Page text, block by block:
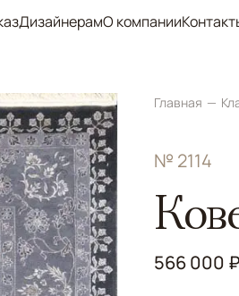
ДизайнерамО компании
Главная
№ 2114
566 000 ₽